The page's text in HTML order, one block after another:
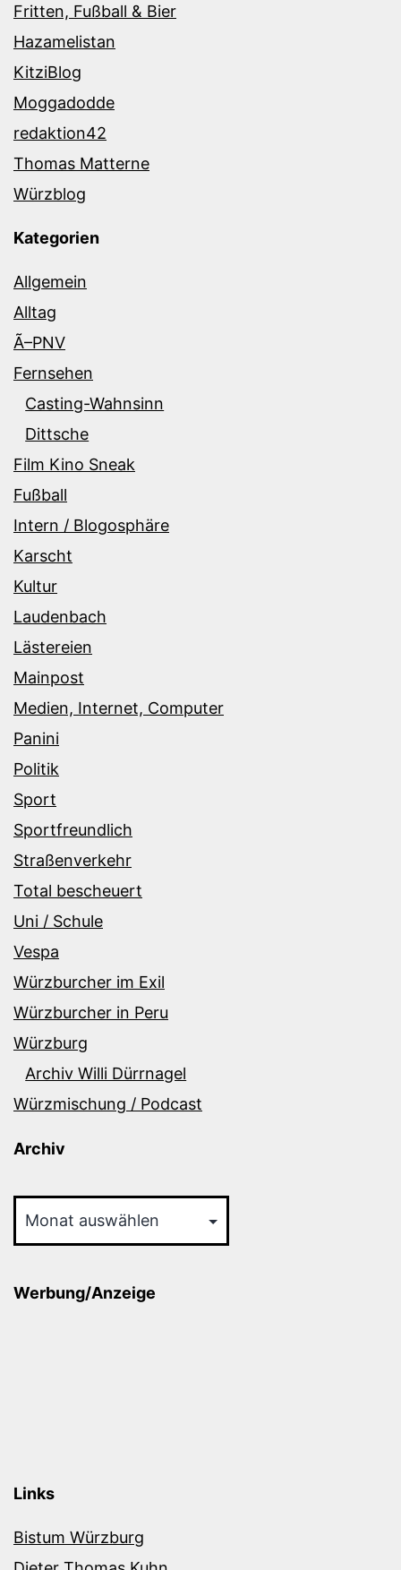
Fritten, Fußball & Bier
Hazamelistan
KitziBlog
Moggadodde
redaktion42
Thomas Matterne
Würzblog
Kategorien
Allgemein
Alltag
Ã–PNV
Fernsehen
Casting-Wahnsinn
Dittsche
Film Kino Sneak
Fußball
Intern / Blogosphäre
Karscht
Kultur
Laudenbach
Lästereien
Mainpost
Medien, Internet, Computer
Panini
Politik
Sport
Sportfreundlich
Straßenverkehr
Total bescheuert
Uni / Schule
Vespa
Würzburcher im Exil
Würzburcher in Peru
Würzburg
Archiv Willi Dürrnagel
Würzmischung / Podcast
Archiv
Werbung/Anzeige
Links
Bistum Würzburg